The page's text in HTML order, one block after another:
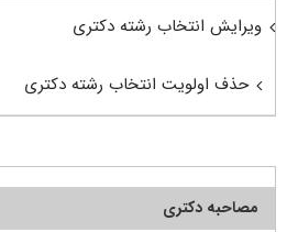
ویرایش انتخاب رشته دکتری
حذف اولویت انتخاب رشته دکتری
مصاحبه دکتری